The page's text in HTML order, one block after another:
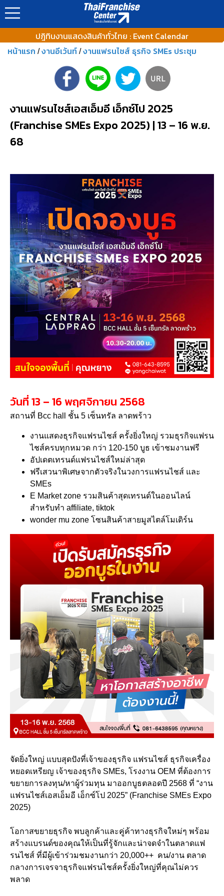
ปฎิทินงานแสดงสินค้าทั่วไทย : Event Calendar
หน้าแรก /งานอีเว้นท์ /งานแฟรนไชส์ ธุรกิจ SMEs ประชุม
งานแฟรนไชส์เอสเอ็มอี เอ็กซ์โป 2025
(Franchise SMEs Expo 2025) | 13 – 16 พ.ย.
68
วันที่ 13 – 16 พฤศจิกายน 2568
สถานที่ Bcc hall ชั้น 5 เซ็นทรัล ลาดพร้าว
งานแสดงธุรกิจแฟรนไชส์ ครั้งยิ่งใหญ่ รวมธุรกิจแฟรน
ไชส์ครบทุกหมวด กว่า 120-150 บูธ เข้าชมงานฟรี
อัปเดตเทรนด์แฟรนไชส์ใหม่ล่าสุด
ฟรีเสวนาพิเศษจากตัวจริงในวงการแฟรนไชส์ และ
SMEs
E Market zone รวมสินค้าสุดเทรนด์ในออนไลน์
สำหรับทำ affiliate, tiktok
wonder mu zone โซนสินค้าสายมูสไตล์โมเดิร์น
จัดยิ่งใหญ่ แบบสุดปังที่เจ้าของธุรกิจ แฟรนไชส์ ธุรกิจเครื่อง
หยอดเหรียญ เจ้าของธุรกิจ SMEs, โรงงาน OEM ที่ต้องการ
ขยายการลงทุน/หาผู้ร่วมทุน มาออกบูธตลอดปี 2568 ที่ “งาน
แฟรนไชส์เอสเอ็มอี เอ็กซ์โป 2025” (Franchise SMEs Expo
2025)
โอกาสขยายธุรกิจ พบลูกค้าและคู่ค้าทางธุรกิจใหม่ๆ พร้อม
สร้างแบรนด์ของคุณให้เป็นที่รู้จักและน่าจดจำในตลาดแฟ
รนไชส์ ที่มีผู้เข้าร่วมชมงานกว่า 20,000++ คน/งาน ตลาด
กลางการเจรจาธุรกิจแฟรนไชส์ครั้งยิ่งใหญ่ที่คุณไม่ควร
พลาด